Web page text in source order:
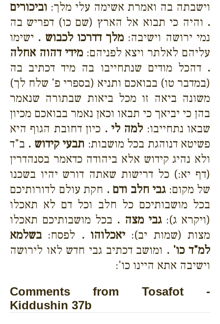
וישבתה בה ואמרת אשימה עלי מלך: וביכורים
. והיה כי תבוא אל הארץ (שם כו) דפריש בה
נמי ירושה וישיבה: מלך דדרכו לכבוש . ישימו
עליהם לאלתר ויצא לפניהם:מידי דהוה אחלה
. דהכל מודים שנתחייבו בה מיד דכתיב בה
(במדבר טו) בבואכם ותניא (בספרי פ' שלח לך)
משונה ביאה זו מכל ביאות שבתורה שנאמר
בהן כי יביאך כי תבאו וכאן נאמר בבואכם מכיון
שבאו נתחייבו: למה לי . כיון דחובת הגוף היא
פשיטא דנוהגת בכל מושבות: תבעי קידוש . ב"ד
ולא נהיג קידוש אלא ביהודה כדאמר בסנהדרין
(דף יא:) כל דרישות שאתה דורש יהיו בשכנו
של מקום:גבי חלב ודם . חקת עולם לדורותיכם
בכל מושבותיכם כל חלב וכל דם לא תאכלו
(ויקרא ג):גבי מצה . בכל מושבותיכם תאכלו
מצות (שמות יב): יאכלוהו . לפסח: בשלמא
למ"ד כו' . ומושב דכתיב גבי חדש לאו לירושה
וישיבה אתא היינו כו':
Comments from Tosafot -
Kiddushin 37b